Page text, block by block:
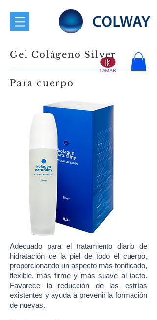
Adecuado para el tratamiento diario de
hidratación de la piel de todo el cuerpo,
proporcionando un aspecto más tonificado,
flexible, más firme y más suave al tacto.
Favorece la reducción de las estrías
existentes y ayuda a prevenir la formación
de nuevas.
Para cuerpo
Gel Colágeno Silver